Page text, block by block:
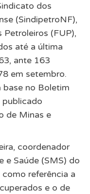
dos
(SindipetroNF),
Petroleiros (FUP),
até a última
ante 163
em setembro.
no Boletim
de Minas e
coordenador
e Saúde (SMS) do
referência a
e o de